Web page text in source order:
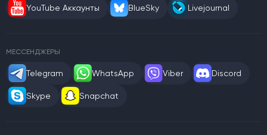
YouTube Аккаунты BlueSky Livejournal
МЕССЕНДЖЕРЫ
Telegram WhatsApp Viber Discord
Skype Snapchat